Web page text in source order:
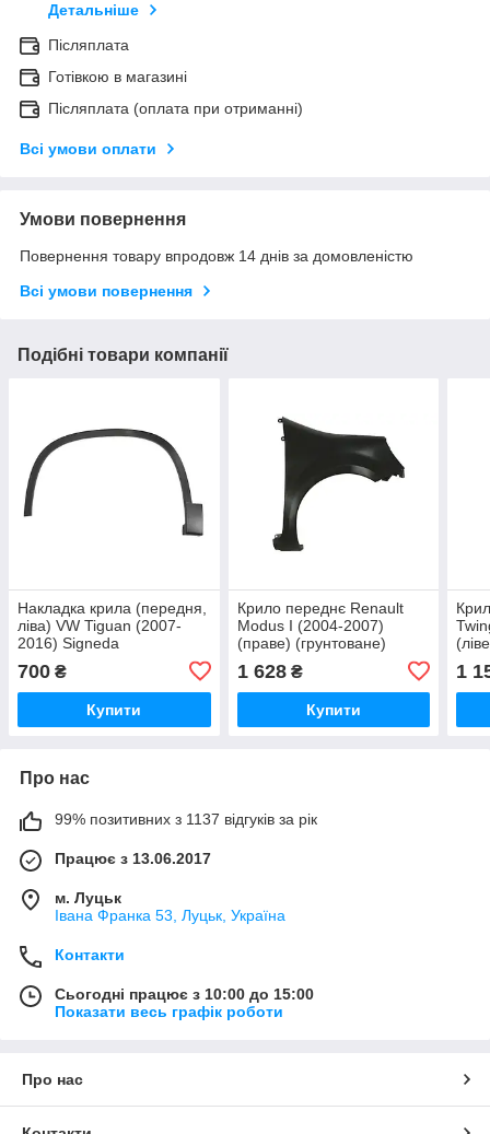
Детальніше
Післяплата
Готівкою в магазині
Післяплата (оплата при отриманні)
Всі умови оплати
Умови повернення
Повернення товару впродовж 14 днів за домовленістю
Всі умови повернення
Подібні товари компанії
Накладка крила (передня,
ліва) VW Tiguan (2007-
2016) Signeda
700 ₴
Купити
Крило переднє Renault
Modus I (2004-2007)
(праве) (грунтоване)
1 628₴
Купити
1
Про нас
99% позитивних з 1137 відгуків за рік
Працює з 13.06.2017
м. Луцьк
Івана Франка 53, Луцьк, Україна
Контакти
Сьогодні працює з 10:00 до 15:00
Показати весь графік роботи
Про нас